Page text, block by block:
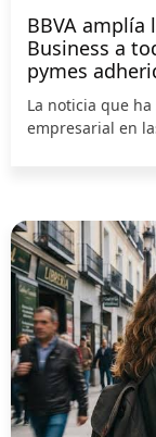
BBVA amplía
Business a
pymes
La noticia que
empresarial en